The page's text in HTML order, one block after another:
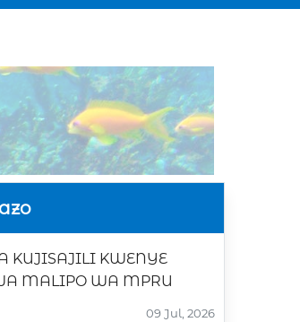
KUJISAJILI KWENYE
MALIPO WA MPRU
09 Jul, 2026